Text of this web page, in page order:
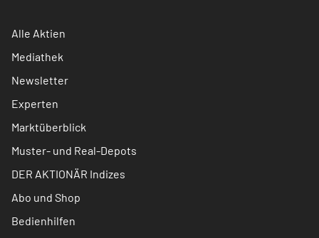
Alle Aktien
Mediathek
Newsletter
Experten
Marktüberblick
Muster- und Real-Depots
DER AKTIONÄR Indizes
Abo und Shop
Bedienhilfen